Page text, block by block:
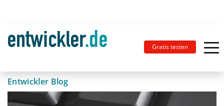
Gratis testen
Entwickler Blog